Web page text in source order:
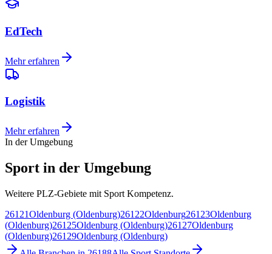
EdTech
Mehr erfahren
Logistik
Mehr erfahren
In der Umgebung
Sport in der Umgebung
Weitere PLZ-Gebiete mit Sport Kompetenz.
26121Oldenburg (Oldenburg)26122Oldenburg26123Oldenburg
(Oldenburg)26125Oldenburg (Oldenburg)26127Oldenburg
(Oldenburg)26129Oldenburg (Oldenburg)